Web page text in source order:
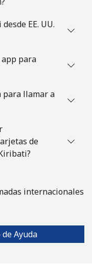
EE. UU.
app para
para llamar a
de
internacionales
Ayuda